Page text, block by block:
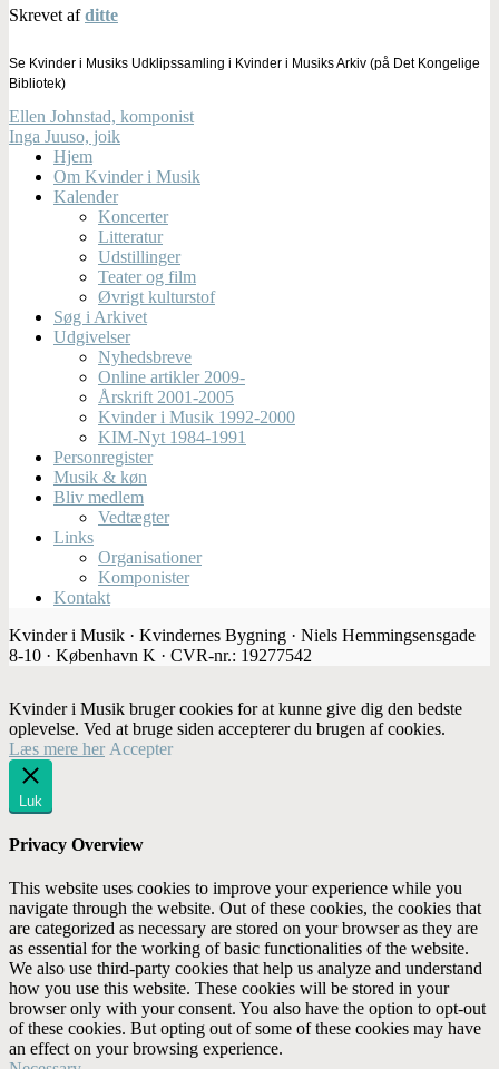
Skrevet afditte
Se Kvinder i Musiks Udklipssamling i Kvinder i Musiks Arkiv (på Det Kongelige
Bibliotek)
Ellen Johnstad, komponist
Inga Juuso, joik
Hjem
Om Kvinder i Musik
Kalender
Koncerter
Litteratur
Udstillinger
Teater og film
Øvrigt kulturstof
Søg i Arkivet
Udgivelser
Nyhedsbreve
Online artikler 2009-
Årskrift 2001-2005
Kvinder i Musik 1992-2000
KIM-Nyt 1984-1991
Personregister
Musik & køn
Bliv medlem
Vedtægter
Links
Organisationer
Komponister
Kontakt
Kvinder i Musik · Kvindernes Bygning · Niels Hemmingsensgade
8-10 · København K · CVR-nr.: 19277542
Kvinder i Musik bruger cookies for at kunne give dig den bedste
oplevelse. Ved at bruge siden accepterer du brugen af cookies.
Læs mere her Accepter
Luk
Privacy Overview
This website uses cookies to improve your experience while you
navigate through the website. Out of these cookies, the cookies that
are categorized as necessary are stored on your browser as they are
as essential for the working of basic functionalities of the website.
We also use third-party cookies that help us analyze and understand
how you use this website. These cookies will be stored in your
browser only with your consent. You also have the option to opt-out
of these cookies. But opting out of some of these cookies may have
an effect on your browsing experience.